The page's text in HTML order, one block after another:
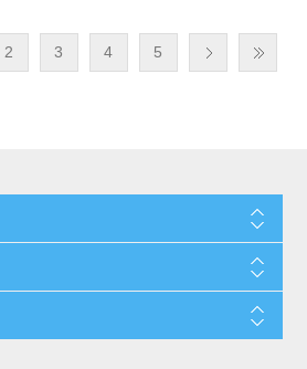
2 3 4 5